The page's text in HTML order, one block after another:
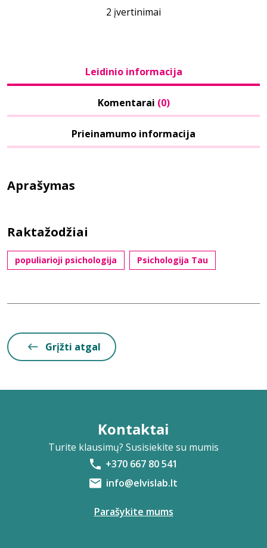
2 įvertinimai
Leidinio informacija
Komentarai (0)
Prieinamumo informacija
Aprašymas
Raktažodžiai
populiarioji psichologija Psichologija Tau
Grįžti atgal
Kontaktai
Turite klausimų? Susisiekite su mumis
+370 667 80 541
info@elvislab.lt
Parašykite mums